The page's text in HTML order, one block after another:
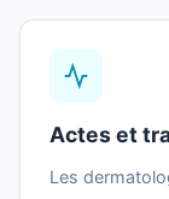
Actes et
Les